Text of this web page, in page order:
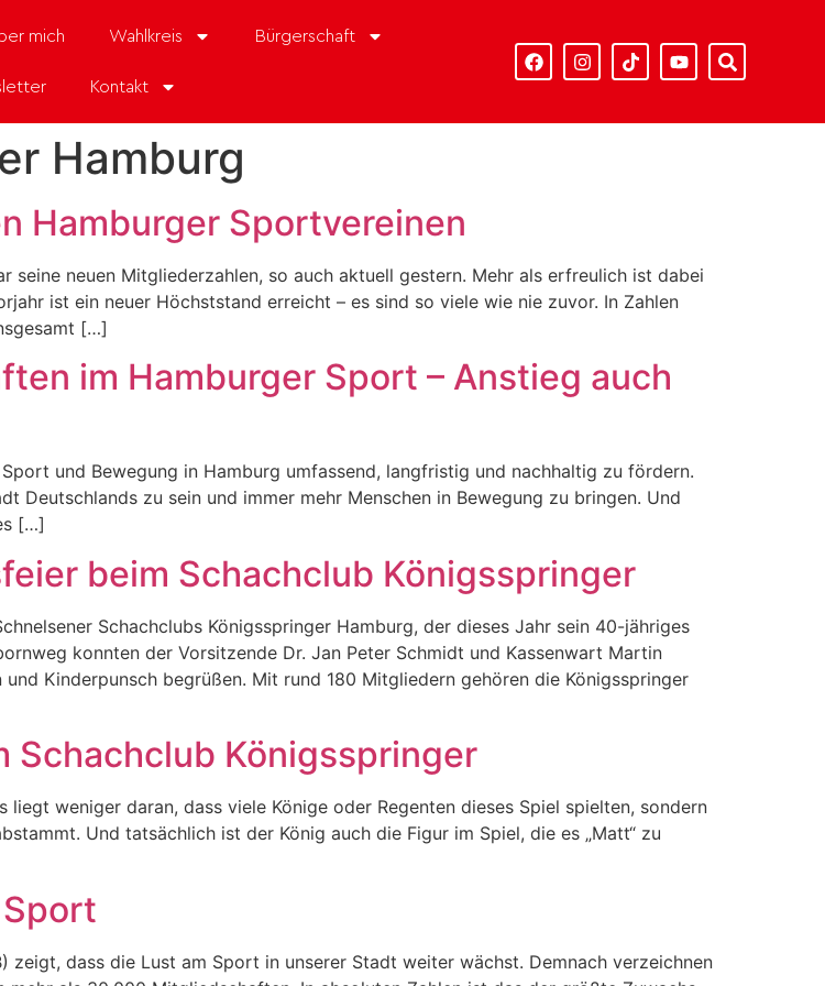
mich Wahlkreis Bürgerschaft
Kontakt
Hamburg
Hamburger Sportvereinen
neuen Mitgliederzahlen, so auch aktuell gestern. Mehr als erfreulich ist dabei
ist ein neuer Höchststand erreicht – es sind so viele wie nie zuvor. In Zahlen
[…]
im Hamburger Sport – Anstieg auch
und Bewegung in Hamburg umfassend, langfristig und nachhaltig zu fördern.
zu sein und immer mehr Menschen in Bewegung zu bringen. Und
[…]
beim Schachclub Königsspringer
Schachclubs Königsspringer Hamburg, der dieses Jahr sein 40-jähriges
konnten der Vorsitzende Dr. Jan Peter Schmidt und Kassenwart Martin
Kinderpunsch begrüßen. Mit rund 180 Mitgliedern gehören die Königsspringer
Schachclub Königsspringer
liegt weniger daran, dass viele Könige oder Regenten dieses Spiel spielten, sondern
Und tatsächlich ist der König auch die Figur im Spiel, die es „Matt“ zu
dass die Lust am Sport in unserer Stadt weiter wächst. Demnach verzeichnen